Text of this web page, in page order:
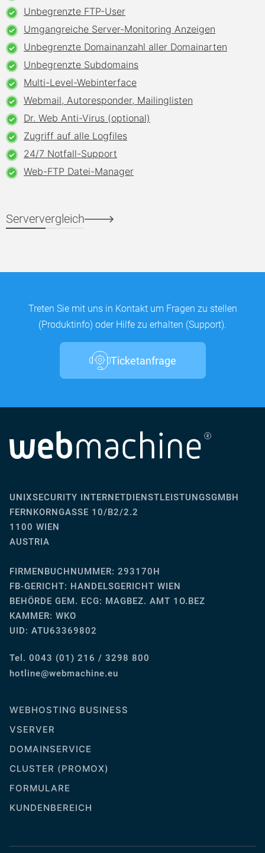
Unbegrenzte FTP-User
Umgangreiche Server-Monitoring Anzeigen
Unbegrenzte Domainanzahl aller Domainarten
Unbegrenzte Subdomains
Multi-Level-Webinterface
Webmail, Autoresponder, Mailinglisten
Dr. Web Anti-Virus (optional)
Zugriff auf alle Logfiles
24/7 Notfall-Support
Web-FTP Datei-Manager
Serververgleich
Ticketanfrage
Treten Sie mit uns in Kontakt um Fragen zu stellen
(Produktinfo) oder Hilfe zu erhalten (Support).
UNIXSECURITY INTERNETDIENSTLEISTUNGSGMBH
FERNKORNGASSE 10/B2/2.2
1100 WIEN
AUSTRIA
FIRMENBUCHNUMMER: 293170H
FB-GERICHT: HANDELSGERICHT WIEN
BEHÖRDE GEM. ECG: MAGBEZ. AMT 1O.BEZ
KAMMER: WKO
UID: ATU63369802
Tel. 0043 (01) 216 / 3298 800
ue.enihcambew@eniltoh
WEBHOSTING BUSINESS
VSERVER
DOMAINSERVICE
CLUSTER (PROMOX)
FORMULARE
KUNDENBEREICH